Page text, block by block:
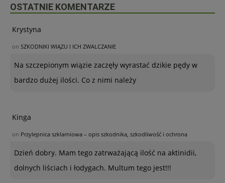
OSTATNIE KOMENTARZE
Krystyna
on SZKODNIKI WIĄZU I ICH ZWALCZANIE
Na szczepionym wiązie zaczęły wyrastać dzikie pędy w
bardzo dużej ilości. Co z nimi należy
Kinga
on Przylepnica szklarniowa – opis szkodnika, szkodliwość i ochrona
Dzień dobry. Mam tego zatrważającą ilość na aktinidii,
dolnych liściach i łodygach. Multum tego jest!!!